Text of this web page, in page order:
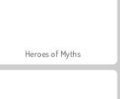
Heroes of Myths